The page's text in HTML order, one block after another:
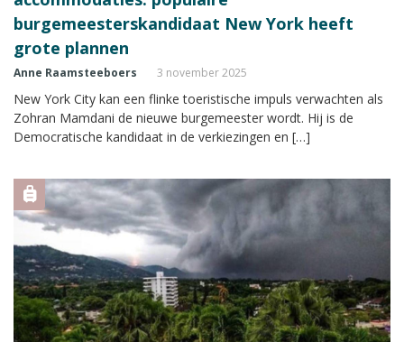
burgemeesterskandidaat New York heeft
grote plannen
Anne Raamsteeboers 3 november 2025
New York City kan een flinke toeristische impuls verwachten als
Zohran Mamdani de nieuwe burgemeester wordt. Hij is de
Democratische kandidaat in de verkiezingen en […]